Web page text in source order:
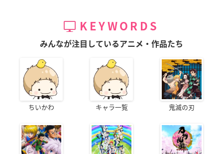
KEYWORDS
みんなが注目しているアニメ・作品たち
ちいかわ キャラ一覧 鬼滅の刃